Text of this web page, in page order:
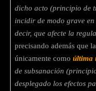
dicho acto (principio de
incidir de modo grave
decir, que afecte la
precisando además que
únicamente como última
de subsanación
desplegado los efectos